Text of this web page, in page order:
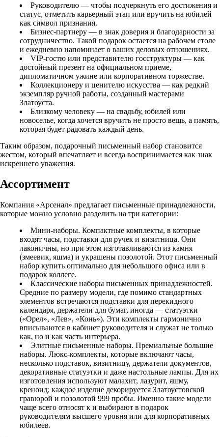
Руководителю — чтобы подчеркнуть его достижения и
статус, отметить карьерный этап или вручить на юбилей
как символ признания.
Бизнес-партнеру — в знак доверия и благодарности за
сотрудничество. Такой подарок остается на рабочем столе
и ежедневно напоминает о ваших деловых отношениях.
VIP-гостю или представителю госструктуры — как
достойный презент на официальном приеме,
дипломатичном ужине или корпоративном торжестве.
Коллекционеру и ценителю искусства — как редкий
экземпляр ручной работы, созданный мастерами
Златоуста.
Близкому человеку — на свадьбу, юбилей или
новоселье, когда хочется вручить не просто вещь, а память,
которая будет радовать каждый день.
Таким образом, подарочный письменный набор становится
жестом, который впечатляет и всегда воспринимается как знак
искреннего уважения.
Ассортимент
Компания «Арсенал» предлагает письменные принадлежности,
которые можно условно разделить на три категории:
Мини-наборы. Компактные комплекты, в которые
входят часы, подставки для ручек и визитница. Они
лаконичны, но при этом изготавливаются из камня
(змеевик, яшма) и украшены позолотой. Этот письменный
набор купить оптимально для небольшого офиса или в
подарок коллеге.
Классические наборы письменных принадлежностей.
Средние по размеру модели, где помимо стандартных
элементов встречаются подставки для перекидного
календаря, держатели для бумаг, иногда — статуэтки
(«Орел», «Лев», «Конь»). Эти комплекты гармонично
вписываются в кабинет руководителя и служат не только
как, но и как часть интерьера.
Элитные письменные наборы. Премиальные большие
наборы. Люкс-комплекты, которые включают часы,
несколько подставок, визитницу, держатели документов,
декоративные статуэтки и даже настольные лампы. Для их
изготовления используют малахит, лазурит, яшму,
креноид; каждое изделие декорируется Златоустовской
гравюрой и позолотой 999 пробы. Именно такие модели
чаще всего относят к и выбирают в подарок
руководителям высшего уровня или для корпоративных
юбилеев.